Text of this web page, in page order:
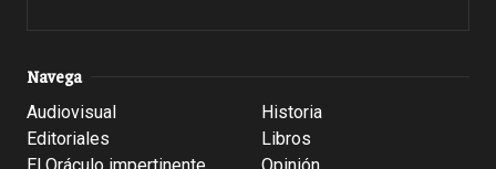
Navega
Audiovisual
Editoriales
Historia
Libros